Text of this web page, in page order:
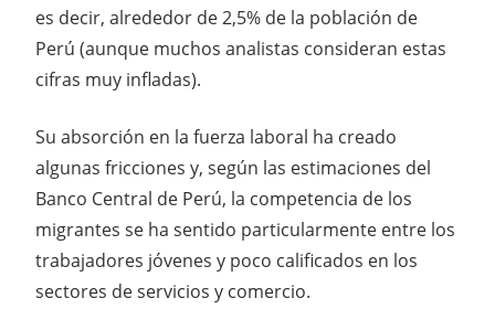
es decir, alrededor de 2,5% de la población de
Perú (aunque muchos analistas consideran estas
cifras muy infladas).
Su absorción en la fuerza laboral ha creado
algunas fricciones y, según las estimaciones del
Banco Central de Perú, la competencia de los
migrantes se ha sentido particularmente entre los
trabajadores jóvenes y poco calificados en los
sectores de servicios y comercio.